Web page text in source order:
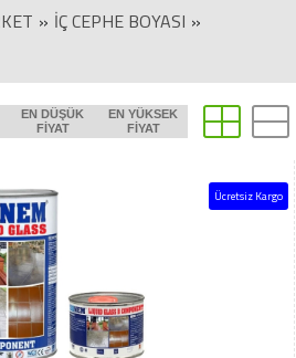
» İÇ CEPHE BOYASI »
EN DÜŞÜK
FIYAT
EN YÜKSEK
FIYAT
Ücretsiz Kargo